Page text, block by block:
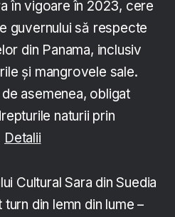
în vigoare în 2023, cere
guvernului să respecte
din Panama, inclusiv
și mangrovele sale.
asemenea, obligat
naturii prin
Detalii
Cultural Sara din Suedia
din lemn din lume –